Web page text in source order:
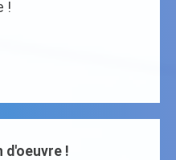
!
d'oeuvre !